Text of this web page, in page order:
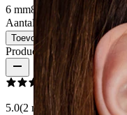
6 mm8 mm 10 mm12 mm
Aantal: 1
Wijzigen
Toevoegen aan winkelwagen
Productbeoordelingen
5.0(2 reviews)